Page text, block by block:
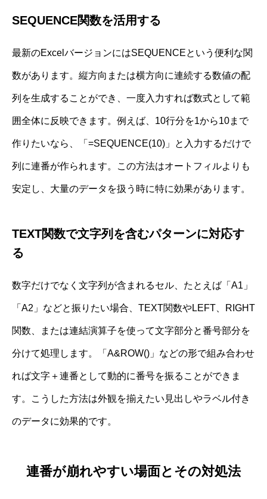
SEQUENCE関数を活用する
最新のExcelバージョンにはSEQUENCEという便利な関
数があります。縦方向または横方向に連続する数値の配
列を生成することができ、一度入力すれば数式として範
囲全体に反映できます。例えば、10行分を1から10まで
作りたいなら、「=SEQUENCE(10)」と入力するだけで
列に連番が作られます。この方法はオートフィルよりも
安定し、大量のデータを扱う時に特に効果があります。
TEXT関数で文字列を含むパターンに対応す
る
数字だけでなく文字列が含まれるセル、たとえば「A1」
「A2」などと振りたい場合、TEXT関数やLEFT、RIGHT
関数、または連結演算子を使って文字部分と番号部分を
分けて処理します。「A&ROW()」などの形で組み合わせ
れば文字＋連番として動的に番号を振ることができま
す。こうした方法は外観を揃えたい見出しやラベル付き
のデータに効果的です。
連番が崩れやすい場面とその対処法